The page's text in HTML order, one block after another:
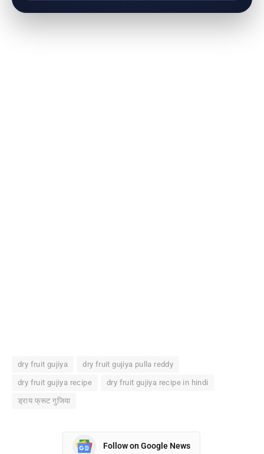
dry fruit gujiya dry fruit gujiya pulla reddy
dry fruit gujiya recipe dry fruit gujiya recipe in hindi
ड्राय फ्रूट गुजिया
Follow on Google News